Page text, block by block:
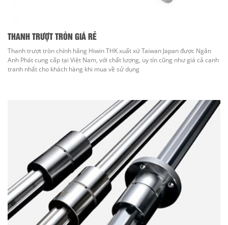
THANH TRƯỢT TRÒN GIÁ RẺ
Thanh trượt tròn chính hãng Hiwin THK xuất xứ Taiwan Japan được Ngân
Anh Phát cung cấp tại Việt Nam, với chất lượng, uy tín cũng như giá cả cạnh
tranh nhất cho khách hàng khi mua về sử dụng